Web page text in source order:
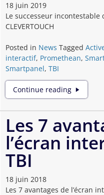
18 juin 2019
Le successeur incontestable
CLEVERTOUCH
Posted in News Tagged
interactif, Promethean,
Smartpanel, TBI
Continue reading
Le
successeur
TBI
l’écran
Les 7
l’écran
TBI
18 juin 2018
Les 7 avantages de l’écran